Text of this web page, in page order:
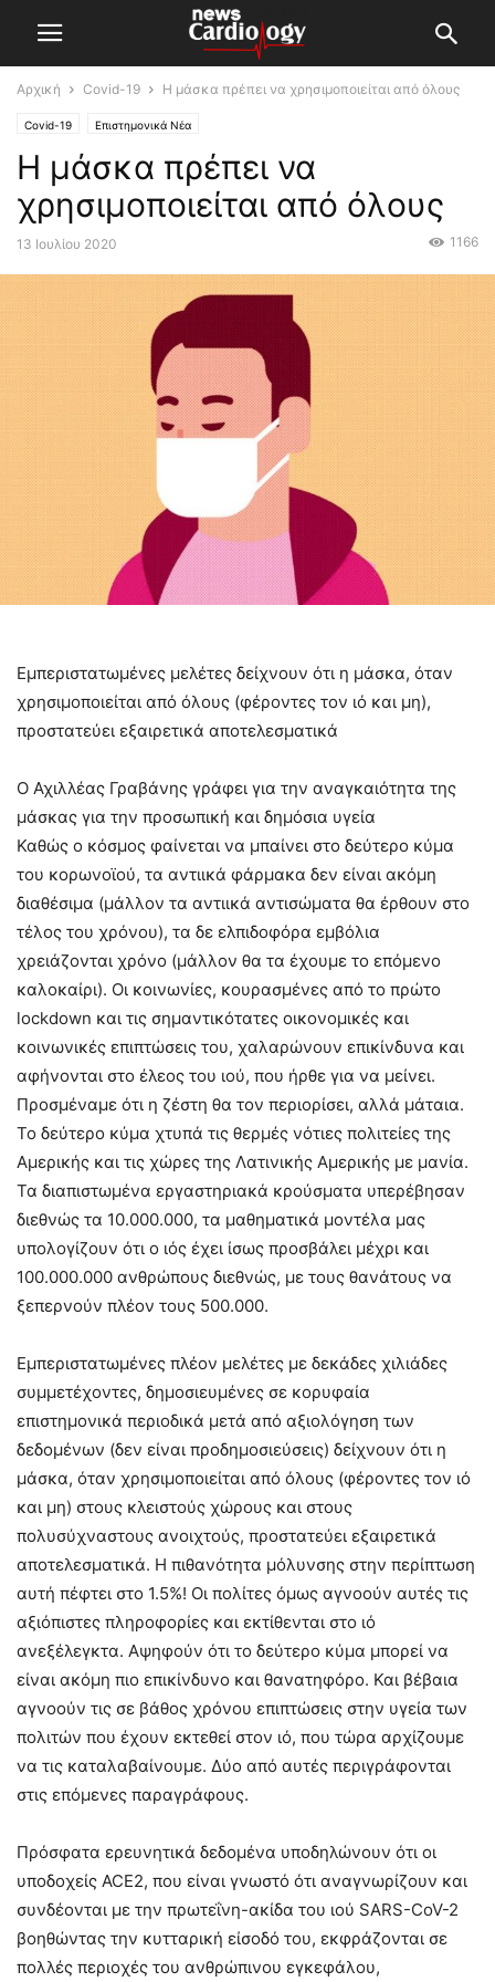
Αρχική Covid-19 Η μάσκα πρέπει να χρησιμοποιείται από όλους
Covid-19 Επιστημονικά Νέα
Η μάσκα πρέπει να
χρησιμοποιείται από όλους
13 Ιουλίου 2020 1166
Εμπεριστατωμένες μελέτες δείχνουν ότι η μάσκα, όταν
χρησιμοποιείται από όλους (φέροντες τον ιό και μη),
προστατεύει εξαιρετικά αποτελεσματικά
Ο Αχιλλέας Γραβάνης γράφει για την αναγκαιότητα της
μάσκας για την προσωπική και δημόσια υγεία
Καθώς ο κόσμος φαίνεται να μπαίνει στο δεύτερο κύμα
του κορωνοϊού, τα αντιικά φάρμακα δεν είναι ακόμη
διαθέσιμα (μάλλον τα αντιικά αντισώματα θα έρθουν στο
τέλος του χρόνου), τα δε ελπιδοφόρα εμβόλια
χρειάζονται χρόνο (μάλλον θα τα έχουμε το επόμενο
καλοκαίρι). Οι κοινωνίες, κουρασμένες από το πρώτο
lockdown και τις σημαντικότατες οικονομικές και
κοινωνικές επιπτώσεις του, χαλαρώνουν επικίνδυνα και
αφήνονται στο έλεος του ιού, που ήρθε για να μείνει.
Προσμέναμε ότι η ζέστη θα τον περιορίσει, αλλά μάταια.
Το δεύτερο κύμα χτυπά τις θερμές νότιες πολιτείες της
Αμερικής και τις χώρες της Λατινικής Αμερικής με μανία.
Τα διαπιστωμένα εργαστηριακά κρούσματα υπερέβησαν
διεθνώς τα 10.000.000, τα μαθηματικά μοντέλα μας
υπολογίζουν ότι ο ιός έχει ίσως προσβάλει μέχρι και
100.000.000 ανθρώπους διεθνώς, με τους θανάτους να
ξεπερνούν πλέον τους 500.000.
Εμπεριστατωμένες πλέον μελέτες με δεκάδες χιλιάδες
συμμετέχοντες, δημοσιευμένες σε κορυφαία
επιστημονικά περιοδικά μετά από αξιολόγηση των
δεδομένων (δεν είναι προδημοσιεύσεις) δείχνουν ότι η
μάσκα, όταν χρησιμοποιείται από όλους (φέροντες τον ιό
και μη) στους κλειστούς χώρους και στους
πολυσύχναστους ανοιχτούς, προστατεύει εξαιρετικά
αποτελεσματικά. Η πιθανότητα μόλυνσης στην περίπτωση
αυτή πέφτει στο 1.5%! Οι πολίτες όμως αγνοούν αυτές τις
αξιόπιστες πληροφορίες και εκτίθενται στο ιό
ανεξέλεγκτα. Αψηφούν ότι το δεύτερο κύμα μπορεί να
είναι ακόμη πιο επικίνδυνο και θανατηφόρο. Και βέβαια
αγνοούν τις σε βάθος χρόνου επιπτώσεις στην υγεία των
πολιτών που έχουν εκτεθεί στον ιό, που τώρα αρχίζουμε
να τις καταλαβαίνουμε. Δύο από αυτές περιγράφονται
στις επόμενες παραγράφους.
Πρόσφατα ερευνητικά δεδομένα υποδηλώνουν ότι οι
υποδοχείς ACE2, που είναι γνωστό ότι αναγνωρίζουν και
συνδέονται με την πρωτεΐνη-ακίδα του ιού SARS-CoV-2
βοηθώντας την κυτταρική είσοδό του, εκφράζονται σε
πολλές περιοχές του ανθρώπινου εγκεφάλου,